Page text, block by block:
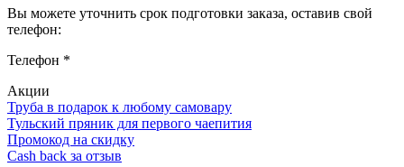
Вы можете уточнить срок подготовки заказа, оставив свой
телефон:
Телефон *
Акции
Труба в подарок к любому самовару
Тульский пряник для первого чаепития
Промокод на скидку
Cash back за отзыв